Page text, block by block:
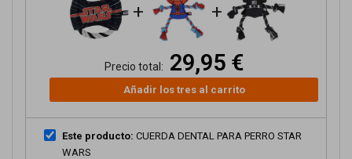
+ +
Precio total: 29,95 €
Añadir los tres al carrito
Este producto: CUERDA DENTAL PARA PERRO STAR
WARS